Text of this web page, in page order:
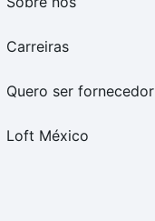
Carreiras
Quero ser fornecedor
Loft México